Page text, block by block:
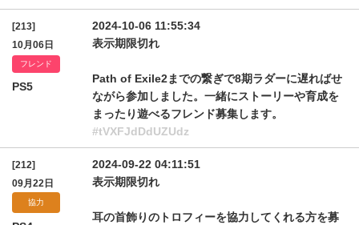
[213]
10月06日
フレンド
PS5
2024-10-06 11:55:34
表示期限切れ
Path of Exile2までの繋ぎで8期ラダーに遅ればせ
ながら参加しました。一緒にストーリーや育成を
まったり遊べるフレンド募集します。
#tVXFJdDdUZUdz
[212]
09月22日
協力
2024-09-22 04:11:51
表示期限切れ
耳の首飾りのトロフィーを協力してくれる方を募